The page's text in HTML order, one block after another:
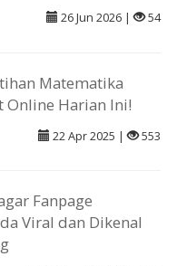
26 Jun 2026 | 54
Matematika
Online Harian Ini!
22 Apr 2025 | 553
Fanpage
Viral dan Dikenal